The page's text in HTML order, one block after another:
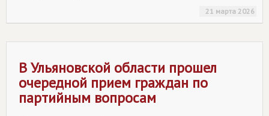
21 марта 2026
В Ульяновской области прошел
очередной прием граждан по
партийным вопросам